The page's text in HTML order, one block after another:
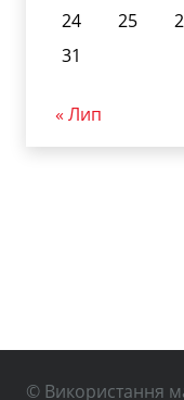
24
25
31
« Лип
© Використання